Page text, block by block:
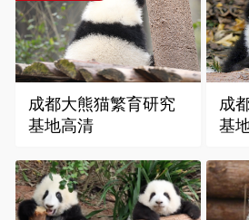
成都大熊猫繁育研究
基地高清
成
基